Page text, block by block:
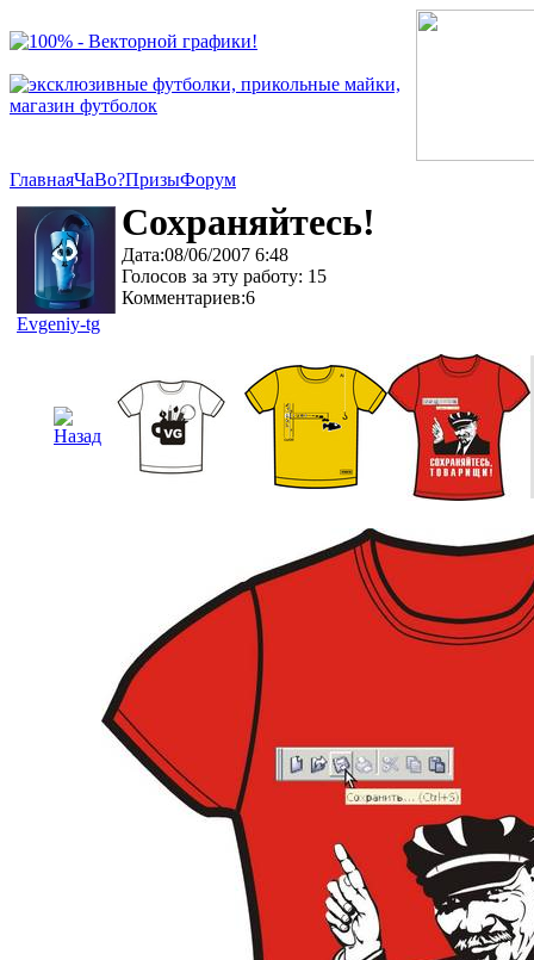
ГлавнаяЧаВо?ПризыФорум
Evgeniy-tg
Сохраняйтесь!
Дата:08/06/2007 6:48
Голосов за эту работу: 15
Комментариев:6